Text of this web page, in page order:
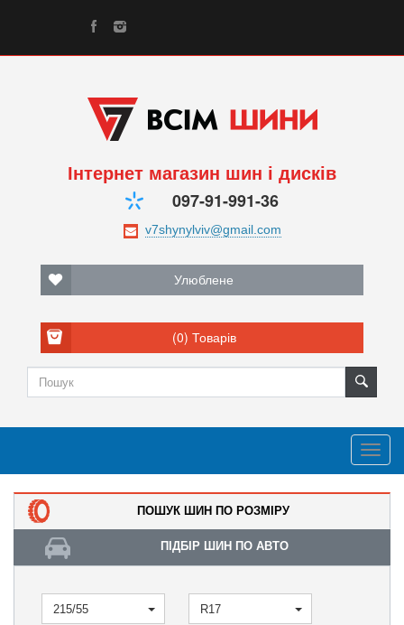
Інтернет магазин шин і дисків
097-91-991-36
Улюблене
(0) Товарів
ПОШУК ШИН ПО РОЗМІРУ
ПІДБІР ШИН ПО АВТО
215/55 R17